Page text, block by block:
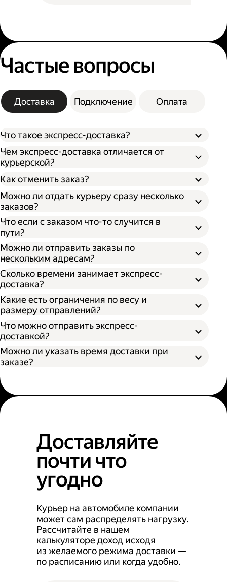
Частые вопросы
Доставка Подключение Оплата
Что такое экспресс-доставка?
Чем экспресс-доставка отличается от
курьерской?
Как отменить заказ?
Можно ли отдать курьеру сразу несколько
заказов?
Что если с заказом что-то случится в
пути?
Можно ли отправить заказы по
нескольким адресам?
Сколько времени занимает экспресс-
доставка?
Какие есть ограничения по весу и
размеру отправлений?
Что можно отправить экспресс-
доставкой?
Можно ли указать время доставки при
заказе?
Доставляйте
почти что
угодно
Курьер на автомобиле компании
может сам распределять нагрузку.
Рассчитайте в нашем
калькуляторе доход исходя
из желаемого режима доставки —
по расписанию или когда удобно.